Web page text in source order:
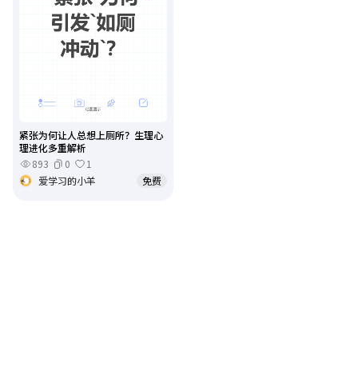
紧张为何让人总想上厕所？生理心
理进化多重解析
893
0
1
爱学习的小羊
免费